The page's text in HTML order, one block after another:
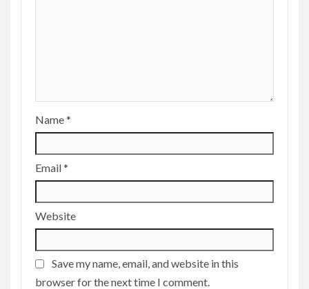
Name*
Email*
Website
Save my name, email, and website in this
browser for the next time I comment.